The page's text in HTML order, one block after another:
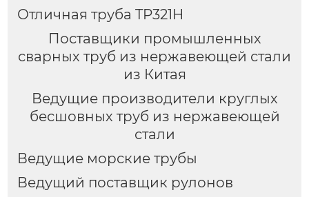
Отличная труба TP321H
Поставщики промышленных
сварных труб из нержавеющей стали
из Китая
Ведущие производители круглых
бесшовных труб из нержавеющей
стали
Ведущие морские трубы
Ведущий поставщик рулонов